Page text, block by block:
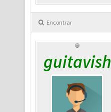
Encontrar
guitavish